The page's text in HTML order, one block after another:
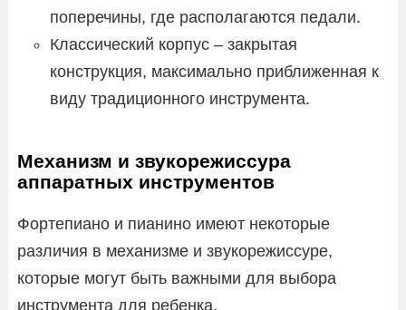
поперечины, где располагаются педали.
Классический корпус – закрытая
конструкция, максимально приближенная к
виду традиционного инструмента.
Механизм и звукорежиссура
аппаратных инструментов
Фортепиано и пианино имеют некоторые
различия в механизме и звукорежиссуре,
которые могут быть важными для выбора
инструмента для ребенка.